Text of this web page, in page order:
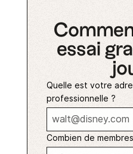
essai
Quelle est votre
professionnelle ?
Combien de